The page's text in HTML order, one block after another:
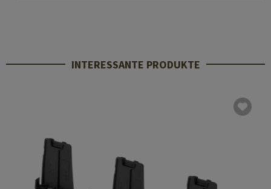
INTERESSANTE PRODUKTE